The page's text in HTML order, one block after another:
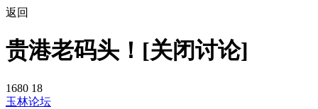
返回
贵港老码头！[关闭讨论]
1680 18
玉林论坛